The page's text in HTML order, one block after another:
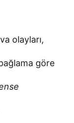
olayları,
göre